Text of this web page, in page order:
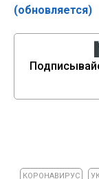
(обновляется)
КОРОНАВИРУС